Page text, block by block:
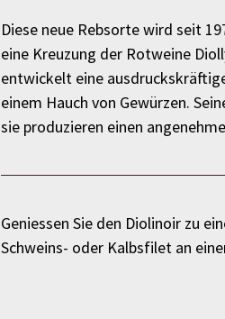
Diese neue Rebsorte wird seit
eine Kreuzung der Rotweine
entwickelt eine
einem Hauch von Gewürzen.
sie produzieren einen
Geniessen Sie den Diolinoir zu
Schweins- oder Kalbsfilet an